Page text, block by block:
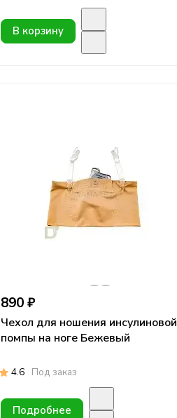
В корзину
890 ₽
Чехол для ношения инсулиновой
помпы на ноге Бежевый
4.6 Под заказ
Подробнее